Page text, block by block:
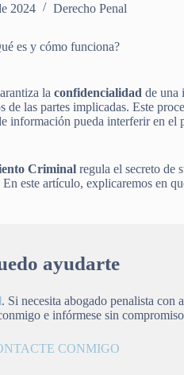
2024 Derecho Penal
es y cómo funciona?
la confidencialidad de una
las partes implicadas. Este
información pueda interferir en el
Criminal regula el secreto de
este artículo, explicaremos en
ayudarte
. Si necesita abogado penalista con
e infórmese sin
CONMIGO